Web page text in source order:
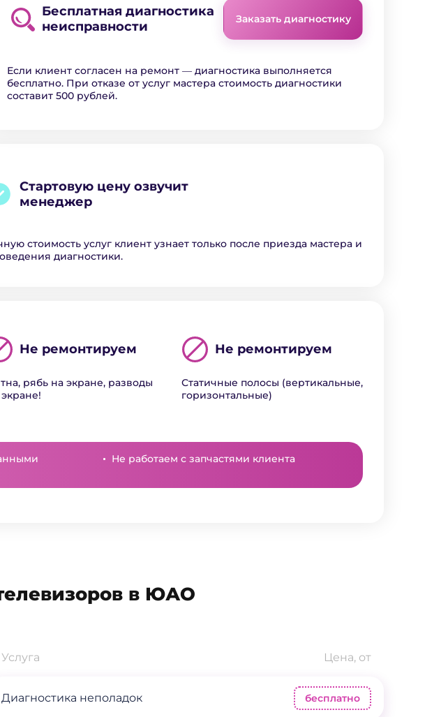
Бесплатная диагностика
неисправности
Заказать диагностику
Если клиент согласен на ремонт ― диагностика выполняется
бесплатно. При отказе от услуг мастера стоимость диагностики
составит 500 рублей.
Стартовую цену озвучит
менеджер
стоимость услуг клиент узнает только после приезда мастера и
диагностики.
Не ремонтируем
рябь на экране, разводы
Не ремонтируем
Статичные полосы (вертикальные,
горизонтальные)
Не работаем с запчастями клиента
в ЮАО
Услуга Цена, от
Диагностика неполадок бесплатно